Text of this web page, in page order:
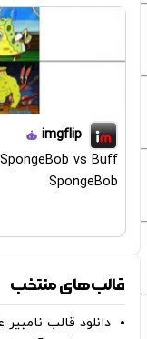
imgflip
vs Buff
SpongeBob
قالب‌های منتخب
دانلود قالب